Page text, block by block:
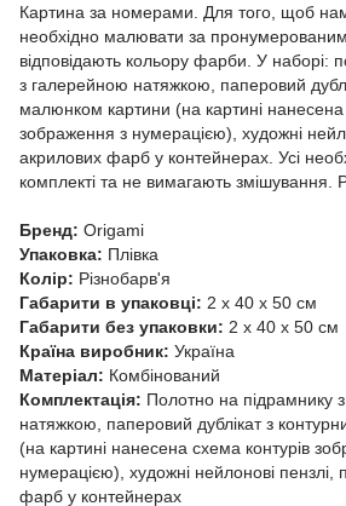
Картина за номерами. Для того, щоб
необхідно малювати за
відповідають кольору фарби. У наборі:
з галерейною натяжкою, паперовий
малюнком картини (на картині нанесена
зображення з нумерацією), художні
акрилових фарб у контейнерах. Усі
комплекті та не вимагають змішування.
Бренд: Origami
Упаковка: Плівка
Колір: Різнобарв'я
Габарити в упаковці: 2 x 40 x 50 см
Габарити без упаковки: 2 x 40 x 50 см
Країна виробник: Україна
Матеріал: Комбінований
Комплектація: Полотно на підрамнику
натяжкою, паперовий дублікат з
(на картині нанесена схема контурів
нумерацією), художні нейлонові пензлі,
фарб у контейнерах